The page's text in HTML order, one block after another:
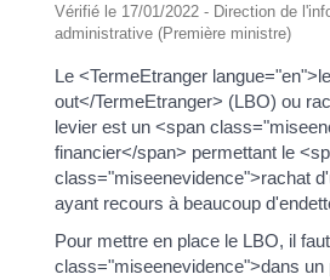
Vérifié le 17/01/2022 - Direction de
administrative (Première ministre)
Le <TermeEtranger
out</TermeEtranger> (LBO) ou
levier est un <span
financier</span> permettant le
class="miseenevidence">rachat
ayant recours à beaucoup
Pour mettre en place le LBO, il
class="miseenevidence">dans un